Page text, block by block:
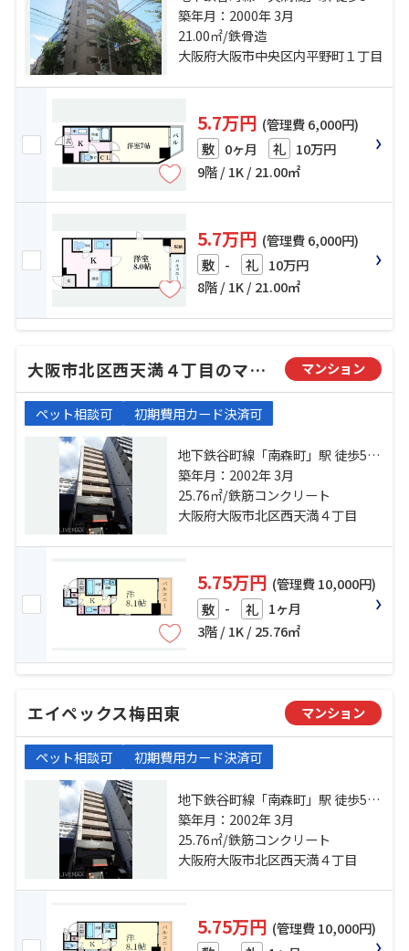
京阪電鉄中之島線「天満橋」駅 徒
歩7分 地下鉄中央線「谷町四丁目」
駅 徒歩12分
築年月：2000年 3月
21.00㎡/鉄骨造
大阪府大阪市中央区内平野町１丁目
5.7万円 (管理費 6,000円)
敷 0ヶ月 礼 10万円
9階 / 1K / 21.00㎡
5.7万円 (管理費 6,000円)
敷 - 礼 10万円
8階 / 1K / 21.00㎡
大阪市北区西天満４丁目のマンション マンション
ペット相談可 初期費用カード決済可
地下鉄谷町線「南森町」駅 徒歩5分
地下鉄谷町線「東梅田」駅 徒歩8分
地下鉄堺筋線「北浜」駅 徒歩9分
築年月：2002年 3月
25.76㎡/鉄筋コンクリート
大阪府大阪市北区西天満４丁目
5.75万円 (管理費 10,000円)
敷 - 礼 1ヶ月
3階 / 1K / 25.76㎡
エイペックス梅田東 マンション
ペット相談可 初期費用カード決済可
地下鉄谷町線「南森町」駅 徒歩5分
地下鉄谷町線「東梅田」駅 徒歩8分
地下鉄堺筋線「北浜」駅 徒歩9分
築年月：2002年 3月
25.76㎡/鉄筋コンクリート
大阪府大阪市北区西天満４丁目
5.75万円 (管理費 10,000円)